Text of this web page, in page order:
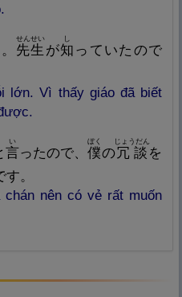
先生
せんせい
が知
し
っていたので
Vì thấy giáo đã biết
言
い
ったので、 僕
ぼく
の冗 談
じょうだん
を
。
nên có vẻ rất muốn